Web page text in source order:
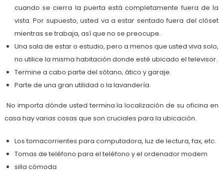
cuando se cierra la puerta está completamente fuera de la
vista. Por supuesto, usted va a estar sentado fuera del clóset
mientras se trabaja, así que no se preocupe.
Una sala de estar o estudio, pero a menos que usted viva solo,
no utilice la misma habitación donde esté ubicado el televisor.
Termine a cabo parte del sótano, ático y garaje.
Parte de una gran utilidad o la lavandería.
No importa dónde usted termina la localización de su oficina en
casa hay varias cosas que son cruciales para la ubicación.
Los tomacorrientes para computadora, luz de lectura, fax, etc.
Tomas de teléfono para el teléfono y el ordenador modem
silla cómoda